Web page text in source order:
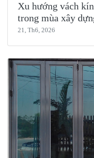
Xu hướng vách
trong mùa xây
21, Th6, 2026